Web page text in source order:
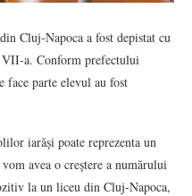
Cluj-Napoca a fost depistat cu
a. Conform prefectului
face parte elevul au fost
iarăși poate reprezenta un
avea o creștere a numărului
la un liceu din Cluj-Napoca,